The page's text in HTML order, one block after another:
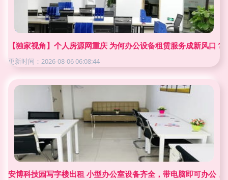
【独家视角】个人房源网重庆 为何办公设备租赁服务成新风口？
更新时间：2026-08-06 06:08:44
安博科技园写字楼出租 小型办公室设备齐全，带电脑即可办公